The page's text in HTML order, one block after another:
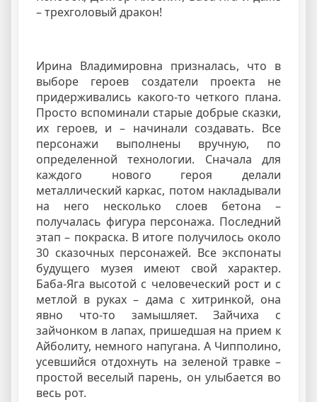
– трехголовый дракон!
Ирина Владимировна призналась, что в
выборе героев создатели проекта не
придерживались какого-то четкого плана.
Просто вспоминали старые добрые сказки,
их героев, и – начинали создавать. Все
персонажи выполнены вручную, по
определенной технологии. Сначала для
каждого нового героя делали
металлический каркас, потом накладывали
на него несколько слоев бетона –
получалась фигура персонажа. Последний
этап – покраска. В итоге получилось около
30 сказочных персонажей. Все экспонаты
будущего музея имеют свой характер.
Баба-Яга высотой с человеческий рост и с
метлой в руках – дама с хитринкой, она
явно что-то замышляет. Зайчиха с
зайчонком в лапах, пришедшая на прием к
Айболиту, немного напугана. А Чипполино,
усевшийся отдохнуть на зеленой травке –
простой веселый парень, он улыбается во
весь рот.